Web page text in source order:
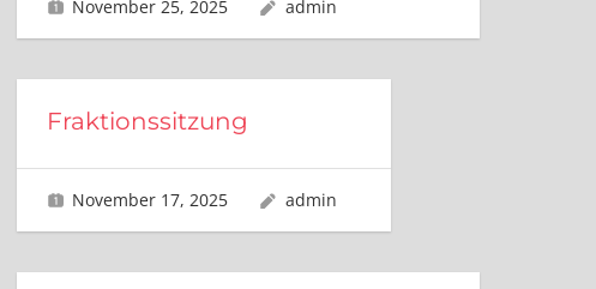
November 25, 2025 admin
Fraktionssitzung
November 17, 2025 admin